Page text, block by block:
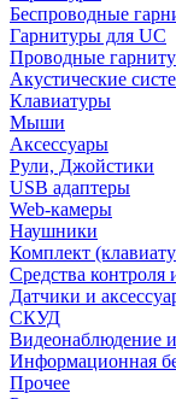
Беспроводные
Гарнитуры для UC
Проводные
Акустические
Клавиатуры
Мыши
Аксессуары
Рули, Джойстики
USB адаптеры
Web-камеры
Наушники
Комплект
Средства контроля
Датчики и
СКУД
Видеонаблюдение
Информационная
Прочее